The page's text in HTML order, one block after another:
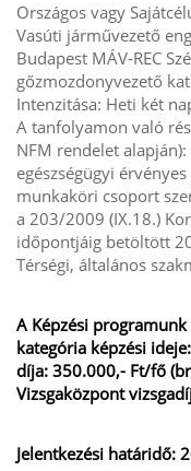
Országos vagy
Vasúti járművezető
Budapest MÁV-REC
gőzmozdonyvezető
Intenzitása: Heti két
A tanfolyamon való
NFM rendelet
egészségügyi
munkaköri csoport
a 203/2009 (IX.18.)
időpontjáig betöltött
Térségi, általános
A Képzési
kategória képzési
díja: 350.000,- Ft/fő
Vizsgaközpont
Jelentkezési határidő: